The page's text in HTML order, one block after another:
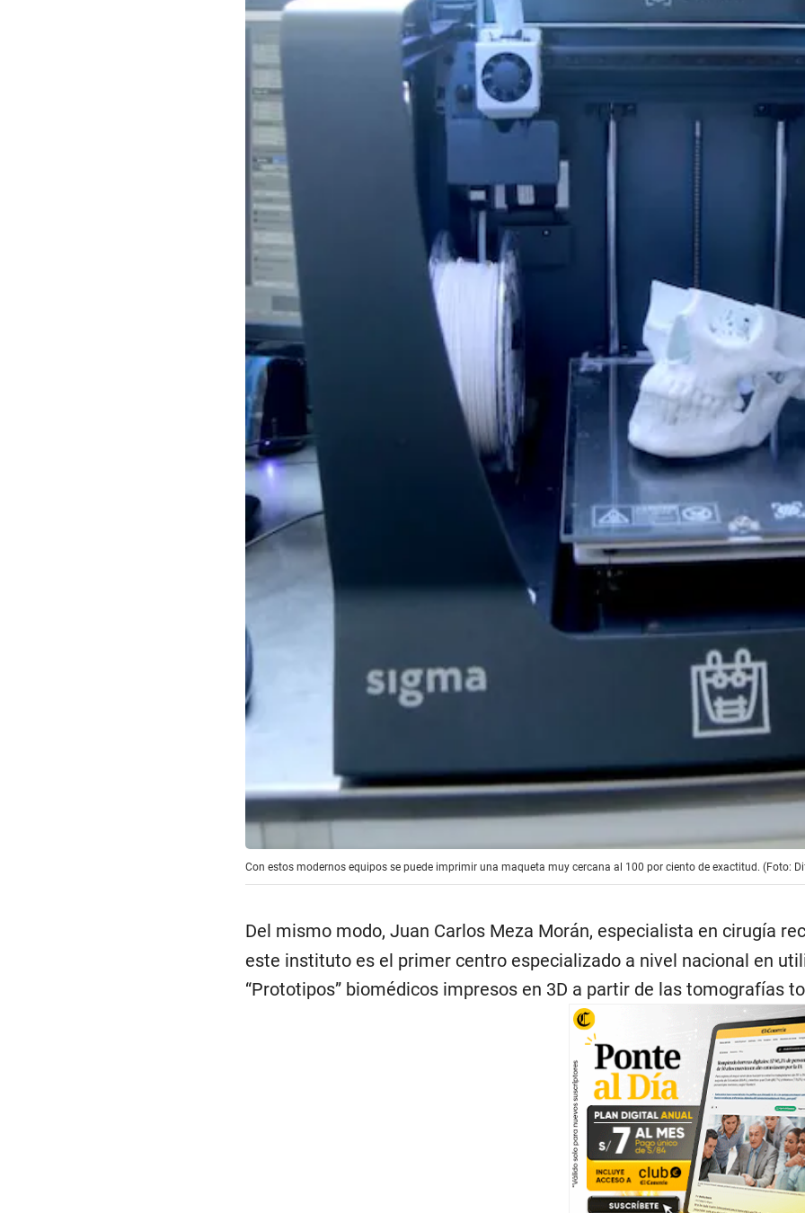
Con estos modernos equipos se puede imprimir una maqueta muy cercana al 100 por ciento de exactitud. (Foto:
Del mismo modo, Juan Carlos Meza Morán, especialista en cirugía
este instituto es el primer centro especializado a nivel nacional en
“Prototipos” biomédicos impresos en 3D a partir de las tomografías